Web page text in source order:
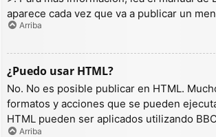
aparece cada vez que va a publicar un
Arriba
¿Puedo usar HTML?
No. No es posible publicar en HTML.
formatos y acciones que se pueden
HTML pueden ser aplicados utilizando
Arriba